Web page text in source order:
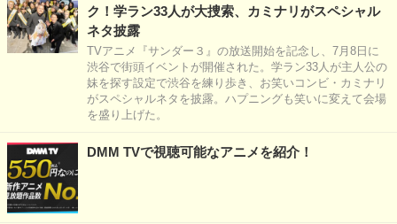
ク！学ラン33人が大捜索、カミナリがスペシャル
ネタ披露
TVアニメ『サンダー３』の放送開始を記念し、7月8日に
渋谷で街頭イベントが開催された。学ラン33人が主人公の
妹を探す設定で渋谷を練り歩き、お笑いコンビ・カミナリ
がスペシャルネタを披露。ハプニングも笑いに変えて会場
を盛り上げた。
DMM TVで視聴可能なアニメを紹介！